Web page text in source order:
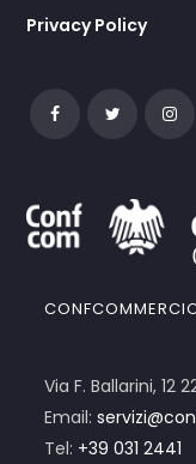
Privacy Policy
Via F. Ballarini, 12
Email:
Tel: +39 031 2441